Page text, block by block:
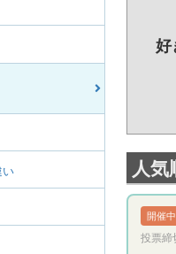
い
好
人気
開催中
投票締